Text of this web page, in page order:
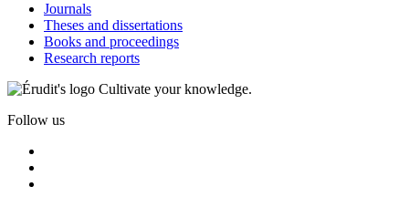
Journals
Theses and dissertations
Books and proceedings
Research reports
Cultivate your knowledge.
Follow us